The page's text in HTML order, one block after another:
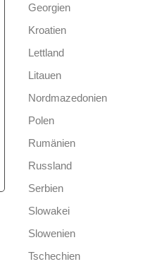
Georgien
Kroatien
Lettland
Litauen
Nordmazedonien
Polen
Rumänien
Russland
Serbien
Slowakei
Slowenien
Tschechien